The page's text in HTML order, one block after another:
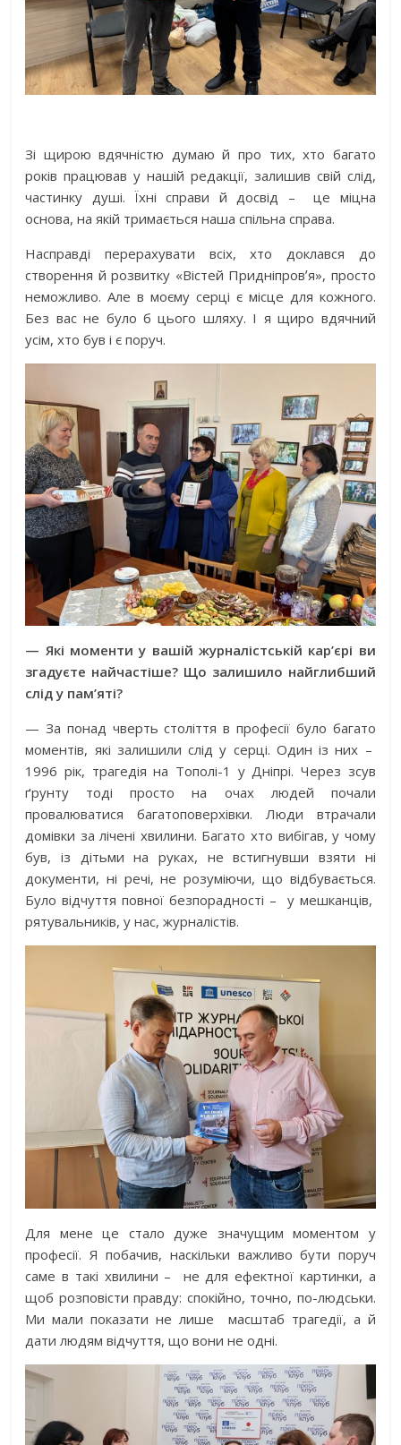
Зі щирою вдячністю думаю й про тих, хто багато
років працював у нашій редакції, залишив свій слід,
частинку душі. Їхні справи й досвід –
це міцна
основа, на якій тримається наша спільна справа.
Насправді перерахувати всіх, хто доклався до
створення й розвитку «Вістей Придніпровʼя», просто
неможливо. Але в моєму серці є місце для кожного.
Без вас не було б цього шляху. І я щиро вдячний
усім, хто був і є поруч.
— Які моменти у вашій журналістській кар’єрі ви
згадуєте найчастіше? Що залишило найглибший
слід у пам’яті?
— За понад чверть століття в професії було багато
моментів, які залишили слід у серці. Один із них –
1996 рік, трагедія на Тополі-1 у Дніпрі. Через зсув
ґрунту тоді просто на очах людей почали
провалюватися багатоповерхівки. Люди втрачали
домівки за лічені хвилини. Багато хто вибігав, у чому
був, із дітьми на руках, не встигнувши взяти ні
документи, ні речі, не розуміючи, що відбувається.
Було відчуття повної безпорадності –
у мешканців,
рятувальників, у нас, журналістів.
Для мене це стало дуже значущим моментом у
професії. Я побачив, наскільки важливо бути поруч
саме в такі хвилини –
не для ефектної картинки, а
щоб розповісти правду: спокійно, точно, по-людськи.
Ми мали показати не лише
масштаб трагедії, а й
дати людям відчуття, що вони не одні.